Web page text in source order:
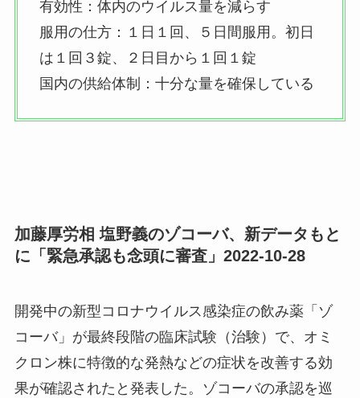
有効性：体内のウイルス量を減らす
服用の仕方：１日１回、５日間服用。初日
は１回３錠、２日目から１回１錠
国内の供給体制：十分な量を確保している
加藤厚労相 塩野義のゾコーバ、新データもと
に「緊急承認も念頭に審査」2022-10-28
開発中の新型コロナウイルス感染症の飲み薬「ゾ
コーバ」が最終段階の臨床試験（治験）で、オミ
クロン株に特徴的な発熱などの症状を改善する効
果が確認されたと発表した。ゾコーバの承認を巡